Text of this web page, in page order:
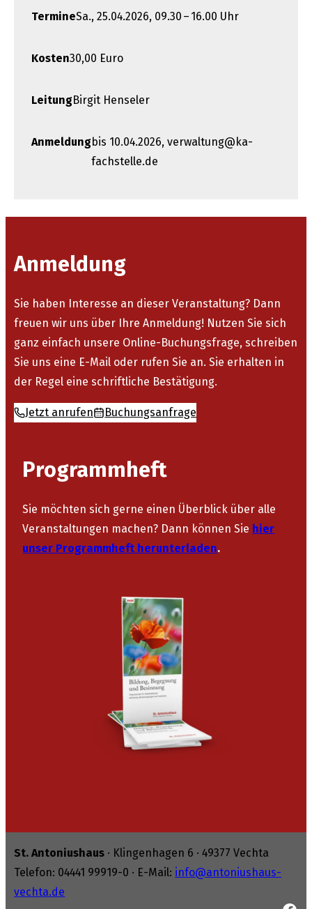
TermineSa., 25.04.2026, 09.30 – 16.00 Uhr
Kosten30,00 Euro
LeitungBirgit Henseler
Anmeldungbis 10.04.2026, verwaltung@ka-
fachstelle.de
Anmeldung
Sie haben Interesse an dieser Veranstaltung? Dann
freuen wir uns über Ihre Anmeldung! Nutzen Sie sich
ganz einfach unsere Online-Buchungsfrage, schreiben
Sie uns eine E-Mail oder rufen Sie an. Sie erhalten in
der Regel eine schriftliche Bestätigung.
Jetzt anrufen Buchungsanfrage
Programmheft
Sie möchten sich gerne einen Überblick über alle
Veranstaltungen machen? Dann können Sie hier
unser Programmheft herunterladen.
St. Antoniushaus · Klingenhagen 6 · 49377 Vechta
Telefon: 04441 99919-0 · E-Mail: info@antoniushaus-
vechta.de